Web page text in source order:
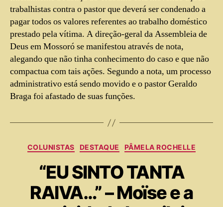
trabalhistas contra o pastor que deverá ser condenado a
pagar todos os valores referentes ao trabalho doméstico
prestado pela vítima. A direção-geral da Assembleia de
Deus em Mossoró se manifestou através de nota,
alegando que não tinha conhecimento do caso e que não
compactua com tais ações. Segundo a nota, um processo
administrativo está sendo movido e o pastor Geraldo
Braga foi afastado de suas funções.
COLUNISTAS DESTAQUE PÂMELA ROCHELLE
“EU SINTO TANTA
RAIVA…” – Moïse e a